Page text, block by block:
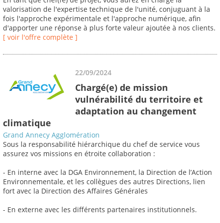
valorisation de l'expertise technique de l'unité, conjuguant à la
fois l'approche expérimentale et l'approche numérique, afin
d'apporter une réponse à plus forte valeur ajoutée à nos clients.
[ voir l'offre complète ]
22/09/2024
Chargé(e) de mission
vulnérabilité du territoire et
adaptation au changement
climatique
Grand Annecy Agglomération
Sous la responsabilité hiérarchique du chef de service vous
assurez vos missions en étroite collaboration :
- En interne avec la DGA Environnement, la Direction de l’Action
Environnementale, et les collègues des autres Directions, lien
fort avec la Direction des Affaires Générales
- En externe avec les différents partenaires institutionnels.